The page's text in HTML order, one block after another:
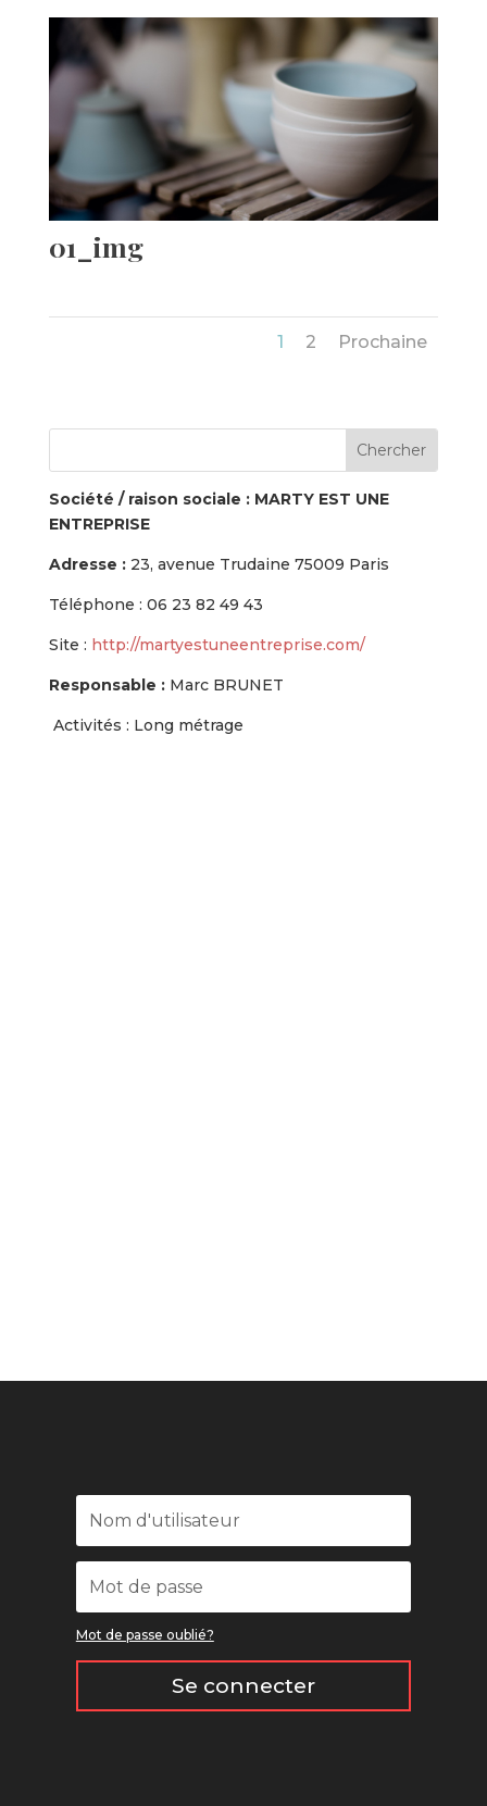
01_img
1 2 Prochaine
Société / raison sociale : MARTY EST UNE
ENTREPRISE
Adresse : 23, avenue Trudaine 75009 Paris
Téléphone : 06 23 82 49 43
Site : http://martyestuneentreprise.com/
Responsable : Marc BRUNET
Activités : Long métrage
Mot de passe oublié?
Se connecter